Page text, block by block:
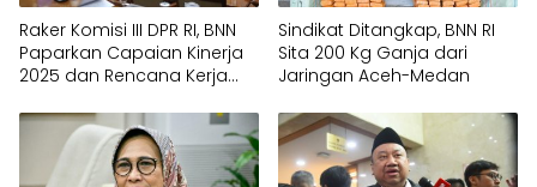
Raker Komisi III DPR RI, BNN
Paparkan Capaian Kinerja
2025 dan Rencana Kerja
Sindikat Ditangkap, BNN RI
Sita 200 Kg Ganja dari
Jaringan Aceh-Medan